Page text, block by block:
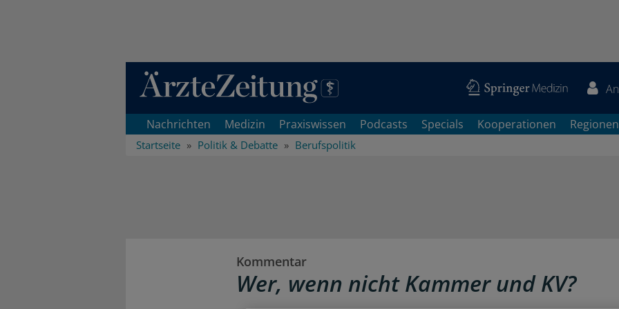
Direkt zum Inhaltsbereich
Nachrichten Medizin Praxiswissen Podcasts Specials Kooperationen Regionen
Startseite Politik & Debatte Berufspolitik
Kommentar
Wer, wenn nicht Kammer und KV?